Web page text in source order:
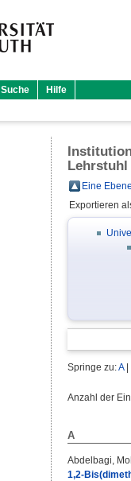
Suche Hilfe
Lehrstuhl
Eine
Exportieren
Springe zu:A|
Anzahl der
A
Abdelbagi,
1,2-